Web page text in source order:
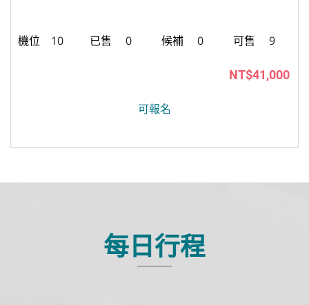
10 0 0 9
NT$41,000
可報名
每日行程